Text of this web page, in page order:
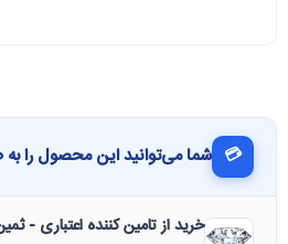
💳 شما می‌توانید این محصول را
خرید از تامین کننده اعتباری -